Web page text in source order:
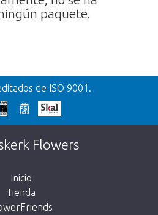
paquete.
tarde!
este artículo está
el botón de abajo para
de ISO 9001.
Flowers
Inicio
Tienda